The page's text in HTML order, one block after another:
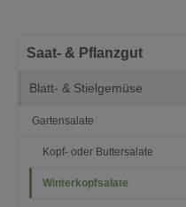
Saat- & Pflanzgut
Blatt- & Stielgemüse
Gartensalate
Kopf- oder Buttersalate
Winterkopfsalate